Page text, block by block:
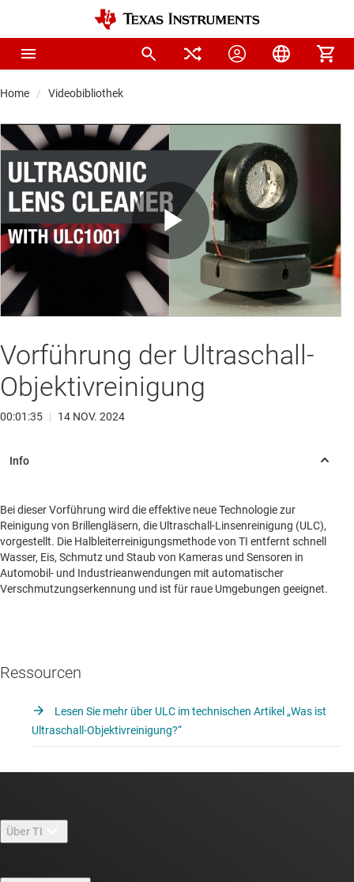
Home Videobibliothek
Play
Video
Vorführung der Ultraschall-
Objektivreinigung
00:01:35 | 14 NOV. 2024
Bei dieser Vorführung wird die effektive neue Technologie zur
Reinigung von Brillengläsern, die Ultraschall-Linsenreinigung (ULC),
vorgestellt. Die Halbleiterreinigungsmethode von TI entfernt schnell
Wasser, Eis, Schmutz und Staub von Kameras und Sensoren in
Automobil- und Industrieanwendungen mit automatischer
Verschmutzungserkennung und ist für raue Umgebungen geeignet.
Ressourcen
Lesen Sie mehr über ULC im technischen Artikel „Was ist
Ultraschall-Objektivreinigung?“
Über TI